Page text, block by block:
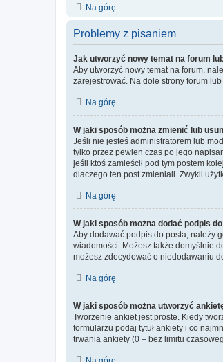
Na górę
Problemy z pisaniem
Jak utworzyć nowy temat na forum
Aby utworzyć nowy temat na forum,
zarejestrować. Na dole strony forum
Na górę
W jaki sposób można zmienić lub
Jeśli nie jesteś administratorem lub
tylko przez pewien czas po jego
jeśli ktoś zamieścił pod tym postem
dlaczego ten post zmieniali. Zwykli
Na górę
W jaki sposób można dodać podpis
Aby dodawać podpis do posta, należy
wiadomości. Możesz także domyślnie
możesz zdecydować o niedodawaniu
Na górę
W jaki sposób można utworzyć
Tworzenie ankiet jest proste. Kiedy
formularzu podaj tytuł ankiety i co
trwania ankiety (0 – bez limitu